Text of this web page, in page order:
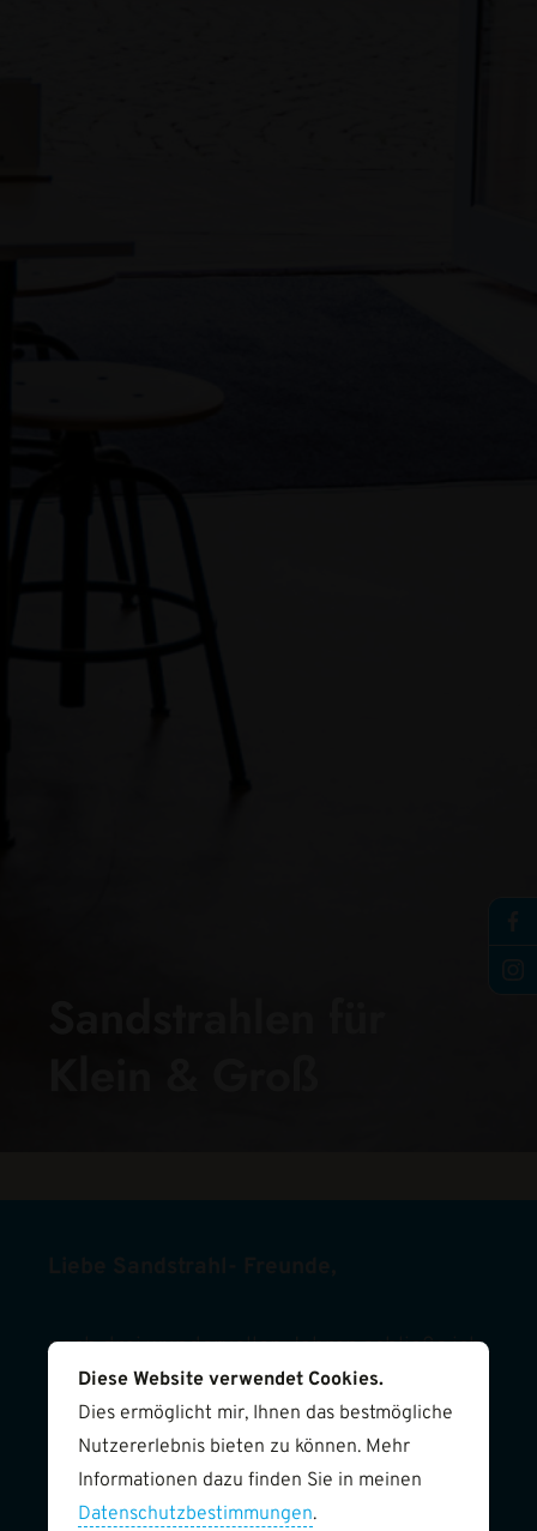
nach drei wundervollen Jahren schließe ich
schweren Herzens mein Laden. Doch keine
Sorge, ich stehe euch weiterhin zur
Verfügung! Sowohl für private als auch
geschäftliche Bestellungen bin ich
Diese Website verwendet Cookies.
Dies ermöglicht mir, Ihnen das bestmögliche
Nutzererlebnis bieten zu können. Mehr
Informationen dazu finden Sie in meinen
Datenschutzbestimmungen.